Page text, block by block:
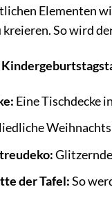
Elementen
So wird
Eine Tischdecke
der Tafel:So